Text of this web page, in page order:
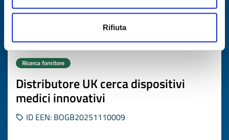
Rifiuta
Ricerca fornitore
Distributore UK cerca dispositivi
medici innovativi
ID EEN: BOGB20251110009